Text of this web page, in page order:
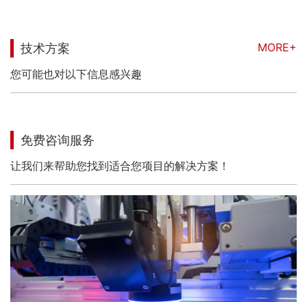
技术方案
MORE+
您可能也对以下信息感兴趣
免费咨询服务
让我们来帮助您找到适合您项目的解决方案！